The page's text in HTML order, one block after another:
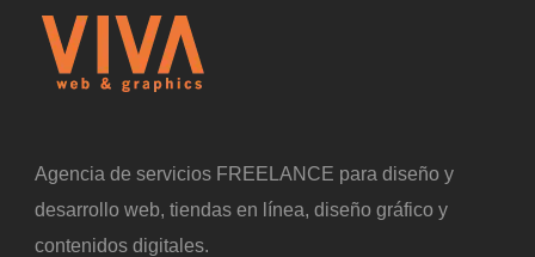
Agencia de servicios FREELANCE para diseño y
desarrollo web, tiendas en línea, diseño gráfico y
contenidos digitales.